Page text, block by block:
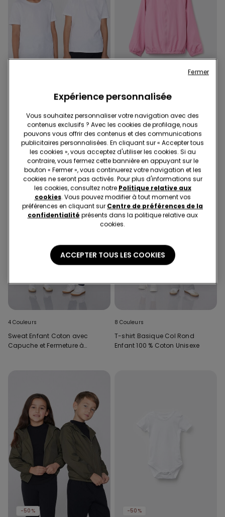
T-shirt Basique Col Rond
Enfant 100 % Coton Unisexe
Veste à Zip et Capuche en
Tissu Technique Enfant
Unisexe
4 Couleurs
Sweat Enfant Coton avec
Capuche et Fermeture à
8 Couleurs
T-shirt Basique Col Rond
Enfant 100 % Coton Unisexe
-50% -50%
Expérience personnalisée
Vous souhaitez personnaliser votre navigation avec des
contenus exclusifs ? Avec les cookies de profilage, nous
pouvons vous offrir des contenus et des communications
publicitaires personnalisées. En cliquant sur « Accepter tous
les cookies », vous acceptez d'utiliser les cookies. Si au
contraire, vous fermez cette bannière en appuyant sur le
bouton « Fermer », vous continuerez votre navigation et les
cookies ne seront pas activés. Pour plus d'informations sur
les cookies, consultez notre Politique relative aux
cookies. Vous pouvez modifier à tout moment vos
préférences en cliquant sur Centre de préférences de la
confidentialité présents dans la politique relative aux
cookies.
ACCEPTER TOUS LES COOKIES
Fermer